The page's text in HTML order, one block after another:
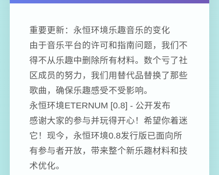
重要更新：永恒环境乐趣音乐的变化
由于音乐平台的许可和指南问题，我们不
得不从乐趣中删除所有材料。数个亏了社
区成员的努力，我们用替代品替换了那些
歌曲，确保乐趣感受不受影响。
永恒环境ETERNUM [0.8] - 公开发布
感谢大家的参与并玩得开心！希望你着迷
它！现今，永恒环境0.8发行版已面向所
有参与者开放，带来整个新乐趣材料和技
术优化。